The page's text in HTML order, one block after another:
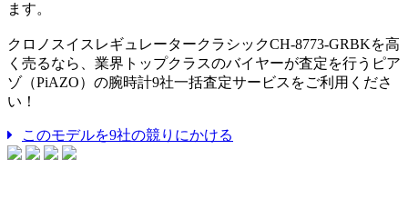
ます。
クロノスイスレギュレータークラシックCH-8773-GRBKを高
く売るなら、業界トップクラスのバイヤーが査定を行うピア
ゾ（PiAZO）の腕時計9社一括査定サービスをご利用くださ
い！
このモデルを9社の競りにかける